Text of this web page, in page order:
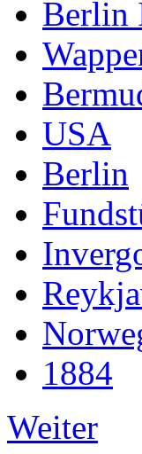
Berlin
USA
Berlin
1884
Weiter